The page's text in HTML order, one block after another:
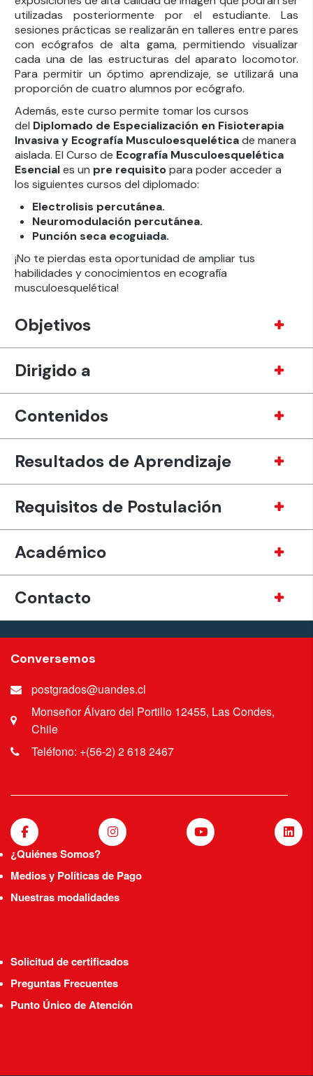
utilizadas posteriormente por el estudiante. Las
sesiones prácticas se realizarán en talleres entre pares
con ecógrafos de alta gama, permitiendo visualizar
cada una de las estructuras del aparato locomotor.
Para permitir un óptimo aprendizaje, se utilizará una
proporción de cuatro alumnos por ecógrafo.
Además, este curso permite tomar los cursos
del Diplomado de Especialización en Fisioterapia
Invasiva y Ecografía Musculoesqueléticade manera
aislada. El Curso de Ecografía Musculoesquelética
Esenciales un pre requisitopara poder acceder a
los siguientes cursos del diplomado:
Electrolisis percutánea.
Neuromodulación percutánea.
Punción seca ecoguiada.
¡No te pierdas esta oportunidad de ampliar tus
habilidades y conocimientos en ecografía
musculoesquelética!
Objetivos
Dirigido a
Contenidos
Resultados de Aprendizaje
Requisitos de Postulación
Académico
Contacto
Conversemos
postgrados@uandes.cl
Monseñor Álvaro del Portillo 12455, Las Condes,
Chile
Teléfono: +(56-2) 2 618 2467
¿Quiénes Somos?
Medios y Políticas de Pago
Nuestras modalidades
Solicitud de certificados
Preguntas Frecuentes
Punto Único de Atención